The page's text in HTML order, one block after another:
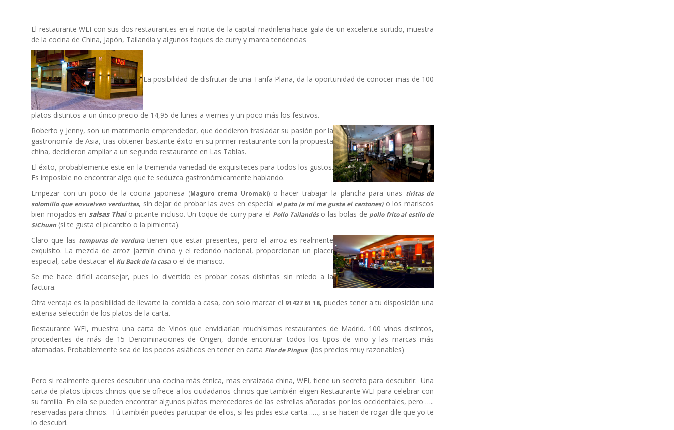
El restaurante WEI con sus dos restaurantes en el norte de la capital madrileña hace gala de un excelente surtido, muestra
de la cocina de China, Japón, Tailandia y algunos toques de curry y marca tendencias
La posibilidad de disfrutar de una Tarifa Plana, da la oportunidad de conocer mas de 100
platos distintos a un único precio de 14,95 de lunes a viernes y un poco más los festivos.
Roberto y Jenny, son un matrimonio emprendedor, que decidieron trasladar su pasión por la
gastronomía de Asia, tras obtener bastante éxito en su primer restaurante con la propuesta
china, decidieron ampliar a un segundo restaurante en Las Tablas.
El éxito, probablemente este en la tremenda variedad de exquisiteces para todos los gustos.
Es imposible no encontrar algo que te seduzca gastronómicamente hablando.
Empezar con un poco de la cocina japonesa (Maguro crema Uromaki) o hacer trabajar la plancha para unas tiritas de
solomillo que envuelven verduritas, sin dejar de probar las aves en especial el pato (a mí me gusta el cantones)o los mariscos
bien mojados en salsas Thaio picante incluso. Un toque de curry para el Pollo Tailandéso las bolas de pollo frito al estilo de
SiChuan (si te gusta el picantito o la pimienta).
Claro que las tempuras de verduratienen que estar presentes, pero el arroz es realmente
exquisito. La mezcla de arroz jazmín chino y el redondo nacional, proporcionan un placer
especial, cabe destacar el Ku Back de la casao el de marisco.
Se me hace difícil aconsejar, pues lo divertido es probar cosas distintas sin miedo a la
factura.
Otra ventaja es la posibilidad de llevarte la comida a casa, con solo marcar el 91427 61 18, puedes tener a tu disposición una
extensa selección de los platos de la carta.
Restaurante WEI, muestra una carta de Vinos que envidiarían muchísimos restaurantes de Madrid. 100 vinos distintos,
procedentes de más de 15 Denominaciones de Origen, donde encontrar todos los tipos de vino y las marcas más
afamadas. Probablemente sea de los pocos asiáticos en tener en carta Flor de Pingus. (los precios muy razonables)
Pero si realmente quieres descubrir una cocina más étnica, mas enraizada china, WEI, tiene un secreto para descubrir. Una
carta de platos típicos chinos que se ofrece a los ciudadanos chinos que también eligen Restaurante WEI para celebrar con
su familia. En ella se pueden encontrar algunos platos merecedores de las estrellas añoradas por los occidentales, pero …..
reservadas para chinos. Tú también puedes participar de ellos, si les pides esta carta……, si se hacen de rogar dile que yo te
lo descubrí.